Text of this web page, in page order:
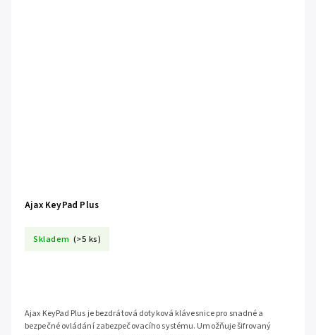
Ajax KeyPad Plus
Skladem (>5 ks)
Ajax KeyPad Plus je bezdrátová dotyková klávesnice pro snadné a
bezpečné ovládání zabezpečovacího systému. Umožňuje šifrovaný